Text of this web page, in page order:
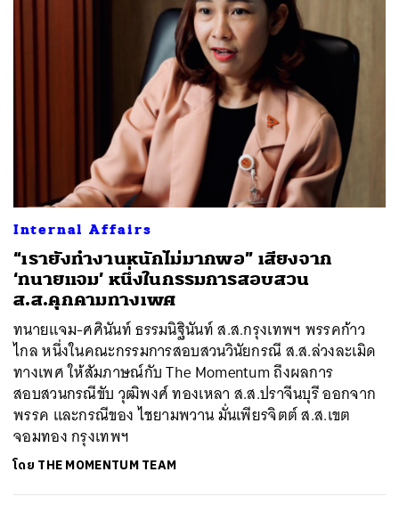
Internal Affairs
“เรายังทำงานหนักไม่มากพอ” เสียงจาก
‘ทนายแจม’ หนึ่งในกรรมการสอบสวน
ส.ส.คุกคามทางเพศ
ทนายแจม-ศศินันท์ ธรรมนิฐินันท์ ส.ส.กรุงเทพฯ พรรคก้าว
ไกล หนึ่งในคณะกรรมการสอบสวนวินัยกรณี ส.ส.ล่วงละเมิด
ทางเพศ ให้สัมภาษณ์กับ The Momentum ถึงผลการ
สอบสวนกรณีขับ วุฒิพงศ์ ทองเหลา ส.ส.ปราจีนบุรี ออกจาก
พรรค และกรณีของ ไชยามพวาน มั่นเพียรจิตต์ ส.ส.เขต
จอมทอง กรุงเทพฯ
โดย THE MOMENTUM TEAM
ค้นหา
SHARE TWEET